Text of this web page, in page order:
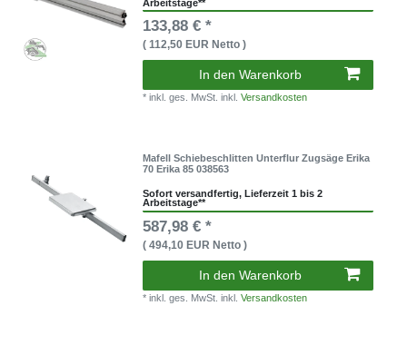
Arbeitstage**
133,88 € *
( 112,50 EUR Netto )
In den Warenkorb
* inkl. ges. MwSt. inkl.Versandkosten
Mafell Schiebeschlitten Unterflur Zugsäge Erika
70 Erika 85 038563
Sofort versandfertig, Lieferzeit 1 bis 2
Arbeitstage**
587,98 € *
( 494,10 EUR Netto )
In den Warenkorb
* inkl. ges. MwSt. inkl.Versandkosten